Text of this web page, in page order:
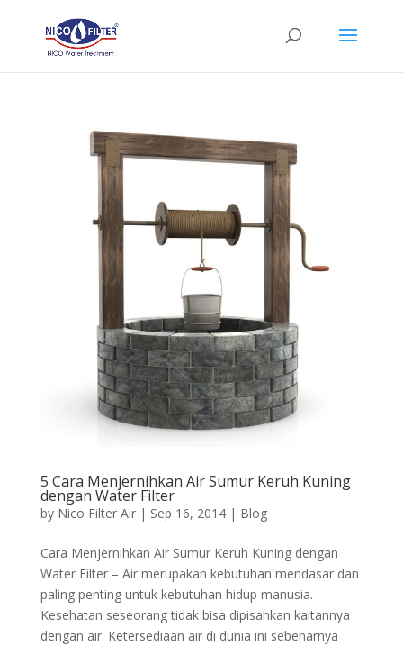
5 Cara Menjernihkan Air Sumur Keruh Kuning
dengan Water Filter
by Nico Filter Air| Sep 16, 2014| Blog
Cara Menjernihkan Air Sumur Keruh Kuning dengan
Water Filter – Air merupakan kebutuhan mendasar dan
paling penting untuk kebutuhan hidup manusia.
Kesehatan seseorang tidak bisa dipisahkan kaitannya
dengan air. Ketersediaan air di dunia ini sebenarnya